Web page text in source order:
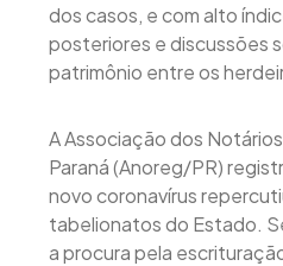
dos casos, e com alto
posteriores e discussões
patrimônio entre os
A Associação dos
Paraná (Anoreg/PR)
novo coronavírus
tabelionatos do Estado.
a procura pela